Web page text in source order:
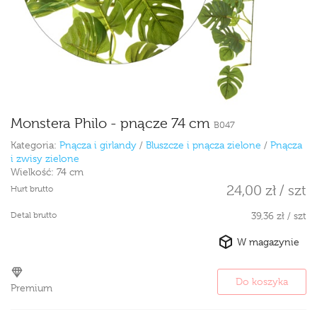
Monstera Philo - pnącze 74 cm B047
Kategoria: Pnącza i girlandy / Bluszcze i pnącza zielone / Pnącza
i zwisy zielone
Wielkość: 74 cm
Hurt brutto 24,00 zł / szt
Detal brutto 39,36 zł / szt
Premium
W magazynie
Do koszyka